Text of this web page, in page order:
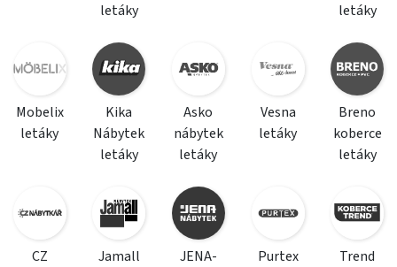
letáky
letáky
Mobelix
letáky
Kika
Nábytek
letáky
Asko
nábytek
letáky
Vesna
letáky
Breno
koberce
letáky
CZ
Jamall
JENA-
Purtex
Trend